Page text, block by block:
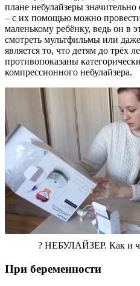
плане небулайзеры
– с их помощью можно
маленькому ребёнку, ведь он в
смотреть мультфильмы или
является то, что детям до трёх
противопоказаны
компрессионного небулайзера.
? НЕБУЛАЙЗЕР. Как и
При беременности